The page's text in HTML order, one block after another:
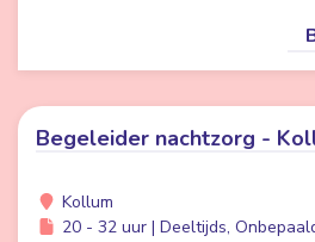
Begeleider nachtzorg -
Kollum
20 - 32 uur | Deeltijds,